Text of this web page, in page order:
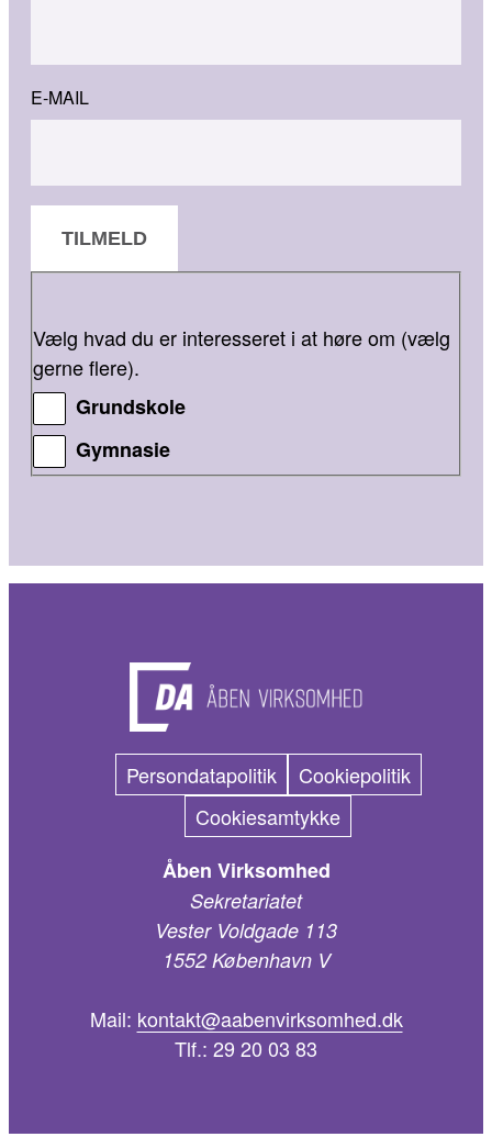
E-MAIL
TILMELD
Vælg hvad du er interesseret i at høre om (vælg
gerne flere).
Grundskole
Gymnasie
Persondatapolitik
Cookiepolitik
Cookiesamtykke
Åben Virksomhed
Sekretariatet
Vester Voldgade 113
1552 København V
Mail: kontakt@aabenvirksomhed.dk
Tlf.: 29 20 03 83